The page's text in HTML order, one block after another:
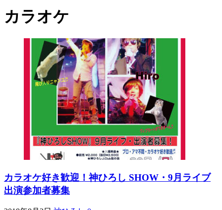
カラオケ
カラオケ好き歓迎！神ひろし SHOW・9月ライブ
出演参加者募集